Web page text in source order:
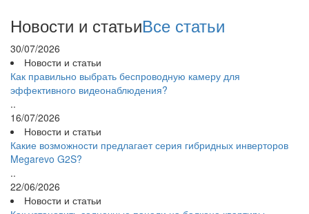
Новости и статьиВсе статьи
30/07/2026
Новости и статьи
Как правильно выбрать беспроводную камеру для
эффективного видеонаблюдения?
..
16/07/2026
Новости и статьи
Какие возможности предлагает серия гибридных инверторов
Megarevo G2S?
..
22/06/2026
Новости и статьи